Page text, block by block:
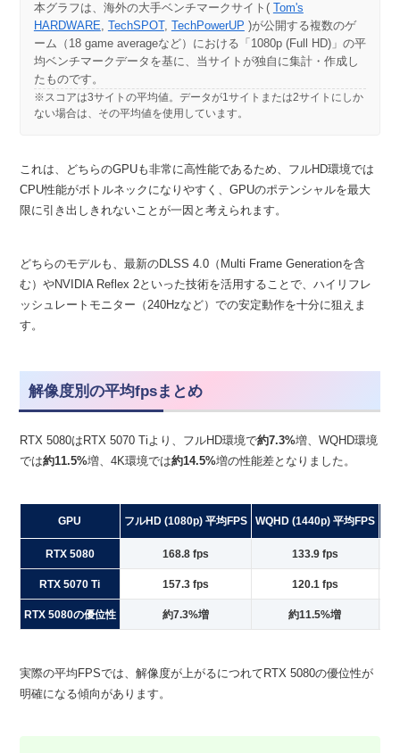
本グラフは、海外の大手ベンチマークサイト( Tom's
HARDWARE, TechSPOT, TechPowerUP )が公開する複数のゲ
ーム（18 game averageなど）における「1080p (Full HD)」の平
均ベンチマークデータを基に、当サイトが独自に集計・作成し
たものです。
※スコアは3サイトの平均値。データが1サイトまたは2サイトにしか
ない場合は、その平均値を使用しています。
これは、どちらのGPUも非常に高性能であるため、フルHD環境では
CPU性能がボトルネックになりやすく、GPUのポテンシャルを最大
限に引き出しきれないことが一因と考えられます。
どちらのモデルも、最新のDLSS 4.0（Multi Frame Generationを含
む）やNVIDIA Reflex 2といった技術を活用することで、ハイリフレ
ッシュレートモニター（240Hzなど）での安定動作を十分に狙えま
す。
解像度別の平均fpsまとめ
RTX 5080はRTX 5070 Tiより、フルHD環境で約7.3%増、WQHD環境
では約11.5%増、4K環境では約14.5%増の性能差となりました。
GPU フルHD (1080p) 平均FPS WQHD (1440p) 平均FPS
RTX 5080 168.8 fps 133.9 fps
RTX 5070 Ti 157.3 fps 120.1 fps
RTX 5080の優位性 約7.3%増 約11.5%増
実際の平均FPSでは、解像度が上がるにつれてRTX 5080の優位性が
明確になる傾向があります。